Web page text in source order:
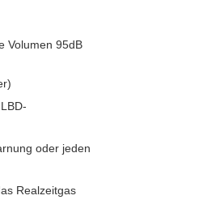
Volumen 95dB
oder jeden
Realzeitgas